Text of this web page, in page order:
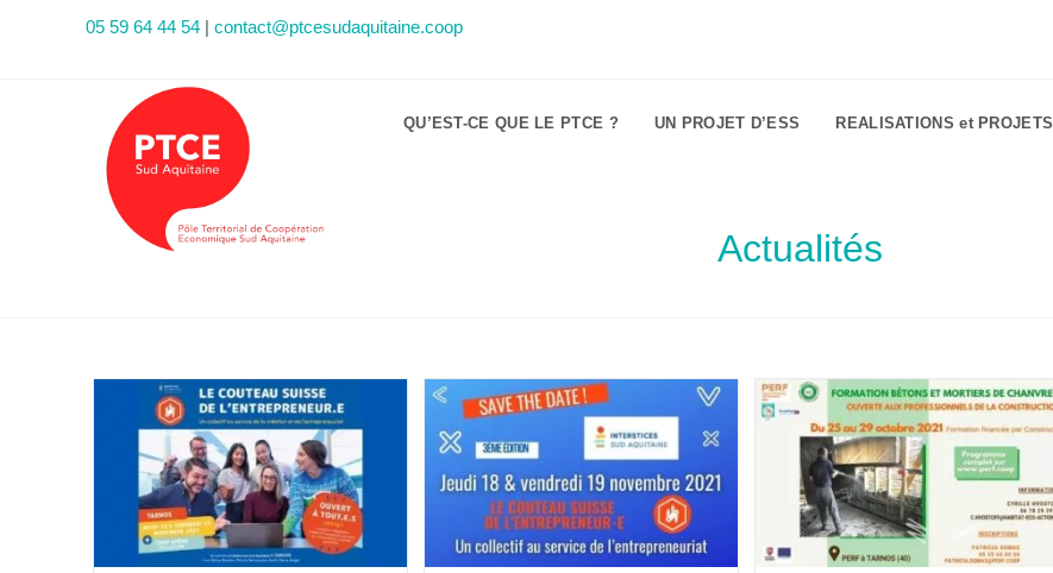
05 59 64 44 54 | contact@ptcesudaquitaine.coop
QU’EST-CE QUE LE PTCE ? UN PROJET D’ESS REALISATIONS et PROJETS
Actualités